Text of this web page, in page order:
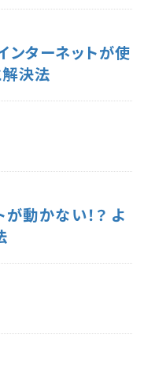
ターネットが使
決法
動かない！？ よ